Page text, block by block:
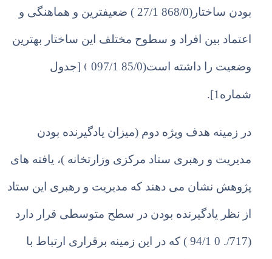
بودن ساختار(868/0 27/1 ) ضعیفترین و هماهنگی و
اعتماد بین افراد و سطوح مختلف این ساختار بهترین
وضعیت را داشته است(85/0 097/1 ( [جدول
شماره1].
در زمینه هدف ویژه دوم (میزان یادگیرنده بودن
مدیریت و رهبری ستاد مرکزی وزارتخانه )، یافته های
پژوهش نشان می دهند که مدیریت و رهبری این ستاد
از نظر یادگیرنده بودن در سطح متوسطی قرار دارد
(717/. 0 94/1 ) که در این زمینه برقراری ارتباط با